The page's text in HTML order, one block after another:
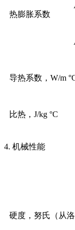
热膨胀系数
导热系数，W/m
比热，J/kg °C
4. 机械性能
硬度，努氏（从